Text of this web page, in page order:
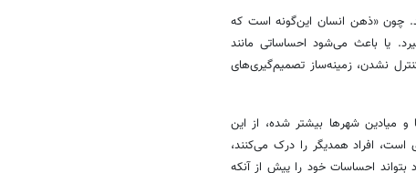
چون «ذهن انسان این‌گونه است که
یا باعث می‌شود احساساتی مانند
نشدن، زمینه‌ساز تصمیم‌گیری‌های
میادین شهرها بیشتر شده، از این
افراد همدیگر را درک می‌کنند،
احساسات خود را پیش از آنکه